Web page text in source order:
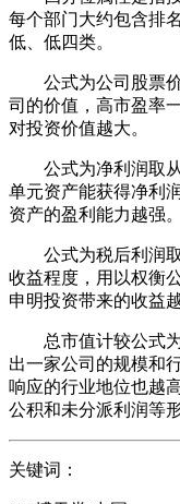
每个部门大约包含排
低、低四类。
公式为公司股票价
司的价值，高市盈率
对投资价值越大。
公式为净利润取从
单元资产能获得净利
资产的盈利能力越强。
公式为税后利润取
收益程度，用以权衡
申明投资带来的收益越
总市值计较公式为
出一家公司的规模和
响应的行业地位也越
公积和未分派利润等
关键词：